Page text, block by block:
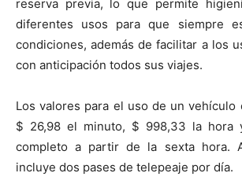
reserva previa, lo que permite
diferentes usos para que siempre
condiciones, además de facilitar a los
con anticipación todos sus viajes.
Los valores para el uso de un vehículo
$ 26,98 el minuto, $ 998,33 la hora
completo a partir de la sexta hora.
incluye dos pases de telepeaje por día.